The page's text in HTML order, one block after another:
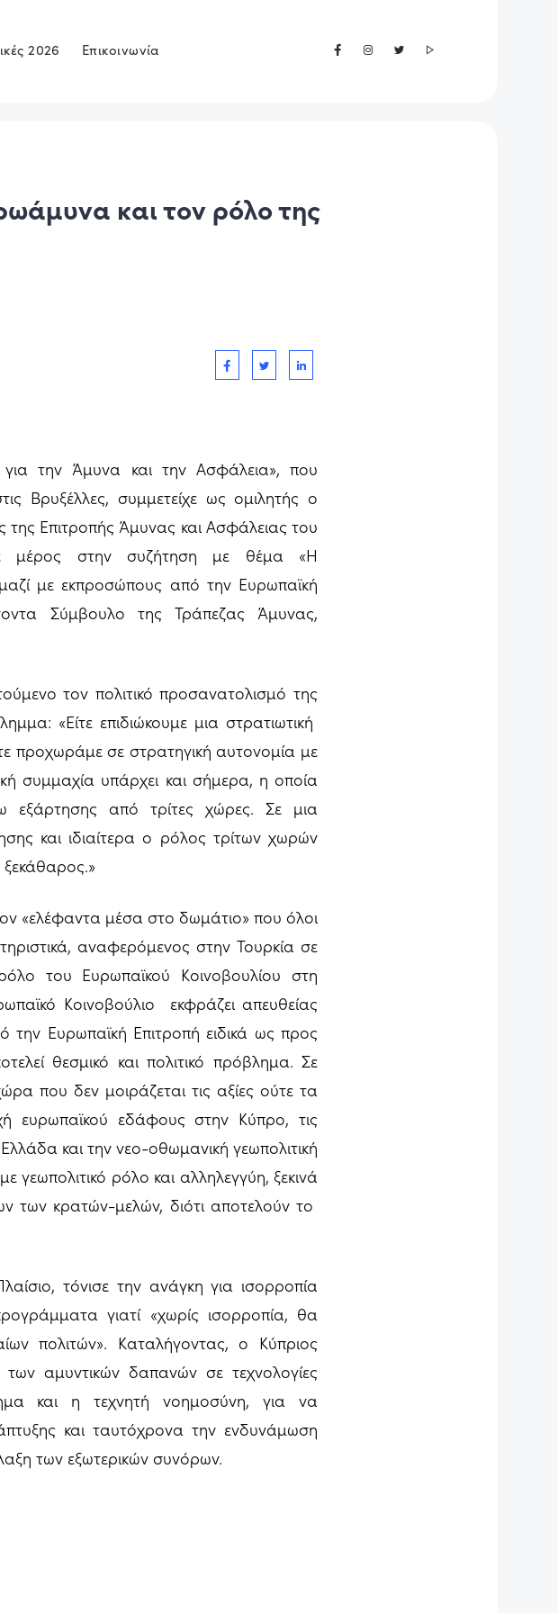
2026 Επικοινωνία
και τον ρόλο της
την Άμυνα και την Ασφάλεια», που
Βρυξέλλες, συμμετείχε ως ομιλητής ο
Επιτροπής Άμυνας και Ασφάλειας του
μέρος στην συζήτηση με θέμα «Η
με εκπροσώπους από την Ευρωπαϊκή
Σύμβουλο της Τράπεζας Άμυνας,
τον πολιτικό προσανατολισμό της
«Είτε επιδιώκουμε μια στρατιωτική
προχωράμε σε στρατηγική αυτονομία με
συμμαχία υπάρχει και σήμερα, η οποία
εξάρτησης από τρίτες χώρες. Σε μια
και ιδιαίτερα ο ρόλος τρίτων χωρών
ξεκάθαρος.»
«ελέφαντα μέσα στο δωμάτιο» που όλοι
αναφερόμενος στην Τουρκία σε
του Ευρωπαϊκού Κοινοβουλίου στη
Κοινοβούλιο εκφράζει απευθείας
την Ευρωπαϊκή Επιτροπή ειδικά ως προς
θεσμικό και πολιτικό πρόβλημα. Σε
που δεν μοιράζεται τις αξίες ούτε τα
ευρωπαϊκού εδάφους στην Κύπρο, τις
και την νεο-οθωμανική γεωπολιτική
γεωπολιτικό ρόλο και αλληλεγγύη, ξεκινά
κρατών-μελών, διότι αποτελούν το
τόνισε την ανάγκη για ισορροπία
γιατί «χωρίς ισορροπία, θα
πολιτών». Καταλήγοντας, ο Κύπριος
αμυντικών δαπανών σε τεχνολογίες
και η τεχνητή νοημοσύνη, για να
και ταυτόχρονα την ενδυνάμωση
των εξωτερικών συνόρων.